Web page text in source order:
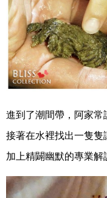
進到了潮間帶，阿家常
接著在水裡找出一隻
加上精闢幽默的專業